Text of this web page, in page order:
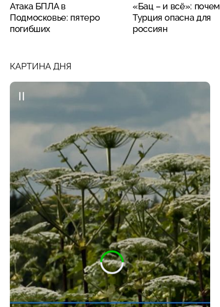
Атака БПЛА в
Подмосковье: пятеро
погибших
«Бац – и всё»:
Турция опасна для
россиян
КАРТИНА ДНЯ